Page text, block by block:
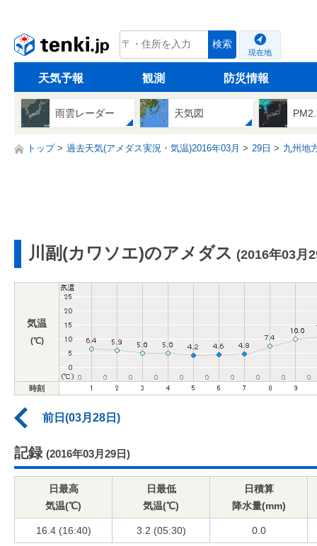
tenki.jp 検索
現在地
天気予報 観測 防災情報
雨雲レーダー 天気図
トップ 過去天気(アメダス実況・気温)2016年03月 29日 九州地
川副(カワソエ)のアメダス (2016年03月
気温
(℃)
時刻
前日(03月28日)
記録 (2016年03月29日)
日最高
気温(℃)
日最低
気温(℃)
日積算
降水量(mm)
16.4 (16:40) 3.2 (05:30) 0.0